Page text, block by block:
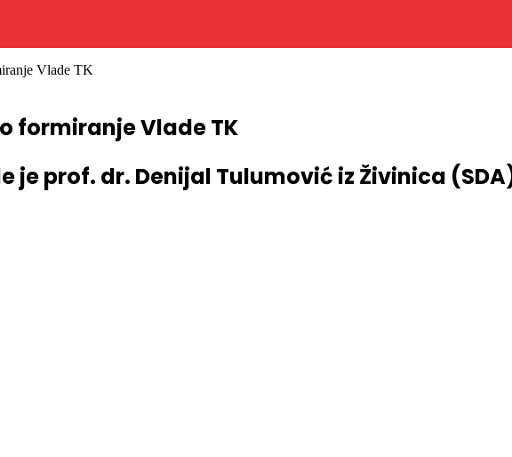
Vlade TK
formiranje Vlade TK
je prof. dr. Denijal Tulumović iz Živinica